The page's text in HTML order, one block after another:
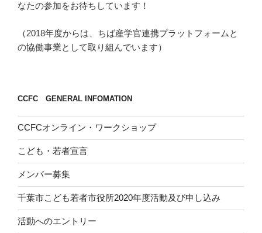
なたの参加をお待ちしています！
（2018年度からは、ちば産学官連携プラットフォームと
の協働事業として取り組んでいます）
CCFC GENERAL INFOMATION
CCFCオンライン・ワークショップ
こども・若者宣言
メンバー募集
千葉市こども若者市役所2020年度活動及び申し込み
活動へのエントリー